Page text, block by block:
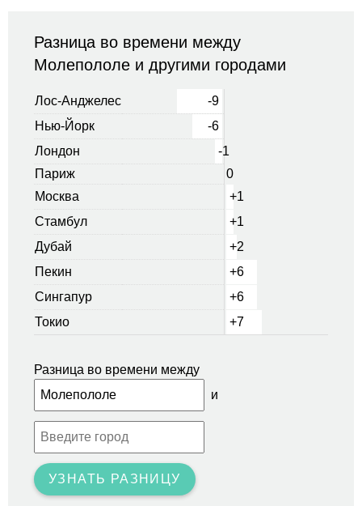
Разница во времени между
Молепололе и другими городами
Лос-Анджелес
-9
Нью-Йорк
-6
Лондон
-1
Париж
0
Москва
+1
Стамбул
+1
Дубай
+2
Пекин
+6
Сингапур
+6
Токио
+7
Разница во времени между
и
УЗНАТЬ РАЗНИЦУ